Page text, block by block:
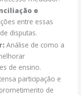
e
entre essas
disputas.
Análise de como a
de ensino.
participação e
de